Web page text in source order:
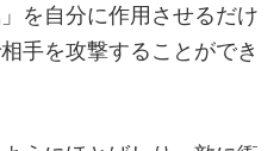
を自分に作用させるだけ
手を攻撃することができ